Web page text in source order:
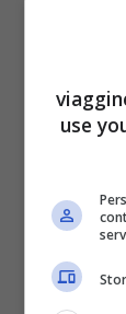
Il sisma
scala
Survey.
Muara
Il
e ha
use